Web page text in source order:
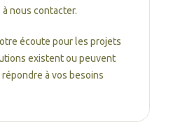
nous contacter.
écoute pour les projets
existent ou peuvent
à vos besoins